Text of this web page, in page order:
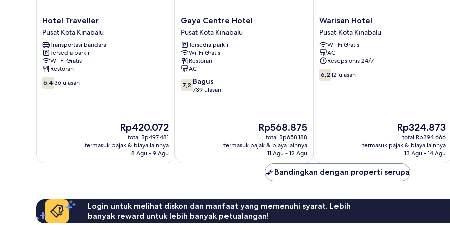
Hotel
Traveller
Pusat
Kota
Kinabalu
Hotel Traveller
Pusat Kota Kinabalu
Transportasi bandara
Tersedia parkir
Wi-Fi Gratis
Restoran
6.4
dari
6,4 36 ulasan
Harga
sekarang
Rp420.072
Rp420.072
total Rp497.481
termasuk pajak & biaya lainnya
8 Agu - 9 Agu
Gaya
Centre
Hotel
Pusat
Kota
Kinabalu
Gaya Centre Hotel
Pusat Kota Kinabalu
Tersedia parkir
Wi-Fi Gratis
Restoran
AC
7.2
dari
7,2 Bagus
739 ulasan
Harga
sekarang
Rp568.875
Rp568.875
total Rp658.188
termasuk pajak & biaya lainnya
11 Agu - 12 Agu
Warisan
Hotel
Pusat
Kota
Kinabalu
Warisan Hotel
Pusat Kota Kinabalu
Wi-Fi Gratis
AC
Resepsionis 24/7
6.2
dari
6,2 12 ulasan
Harga
sekarang
Rp324.873
Rp324.873
total Rp394.666
termasuk pajak & biaya lainnya
13 Agu - 14 Agu
Bandingkan dengan properti serupa
Login untuk melihat diskon dan manfaat yang memenuhi syarat. Lebih
banyak reward untuk lebih banyak petualangan!